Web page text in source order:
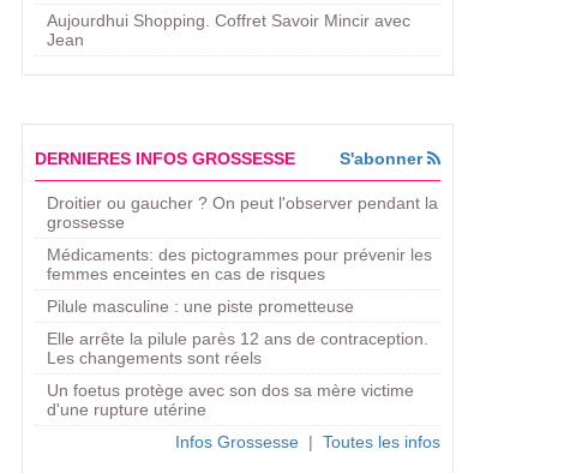
Aujourdhui Shopping. ​Coffret Savoir Mincir avec
Jean
DERNIERES INFOS GROSSESSE S'abonner
Droitier ou gaucher ? On peut l'observer pendant la
grossesse
Médicaments: des pictogrammes pour prévenir les
femmes enceintes en cas de risques
Pilule masculine : une piste prometteuse
Elle arrête la pilule parès 12 ans de contraception.
Les changements sont réels
Un foetus protège avec son dos sa mère victime
d'une rupture utérine
Infos Grossesse | Toutes les infos